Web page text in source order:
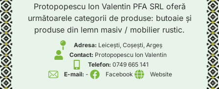
Protopopescu Ion Valentin PFA SRL oferă
următoarele categorii de produse: butoaie și
produse din lemn masiv / mobilier rustic.
Adresa: Leicești, Coșești, Argeș
Contact: Protopopescu Ion Valentin
Telefon: 0749 665 141
E-mail: - Facebook Website